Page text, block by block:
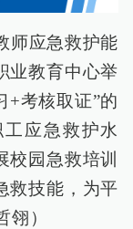
师应急救护能
业教育中心举
+考核取证”的
应急救护水
校园急救培训
救技能，为平
）